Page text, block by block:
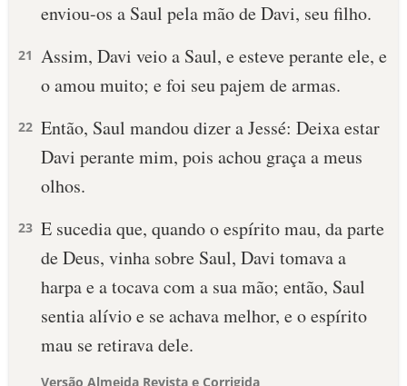
enviou-os a Saul pela mão de Davi, seu filho.
21 Assim, Davi veio a Saul, e esteve perante ele, e
o amou muito; e foi seu pajem de armas.
22 Então, Saul mandou dizer a Jessé: Deixa estar
Davi perante mim, pois achou graça a meus
olhos.
23 E sucedia que, quando o espírito mau, da parte
de Deus, vinha sobre Saul, Davi tomava a
harpa e a tocava com a sua mão; então, Saul
sentia alívio e se achava melhor, e o espírito
mau se retirava dele.
Versão Almeida Revista e Corrigida